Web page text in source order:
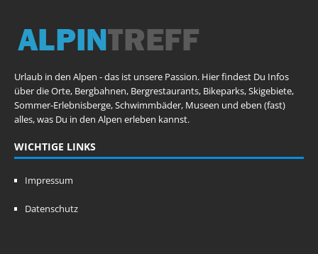
Urlaub in den Alpen - das ist unsere Passion. Hier findest Du Infos
über die Orte, Bergbahnen, Bergrestaurants, Bikeparks, Skigebiete,
Sommer-Erlebnisberge, Schwimmbäder, Museen und eben (fast)
alles, was Du in den Alpen erleben kannst.
WICHTIGE LINKS
Impressum
Datenschutz